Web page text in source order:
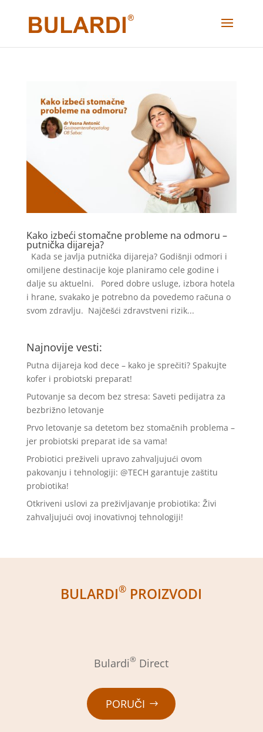
Kako izbeći stomačne probleme na odmoru –
putnička dijareja?
Kada se javlja putnička dijareja? Godišnji odmori i
omiljene destinacije koje planiramo cele godine i
dalje su aktuelni. Pored dobre usluge, izbora hotela
i hrane, svakako je potrebno da povedemo računa o
svom zdravlju. Najčešći zdravstveni rizik...
Najnovije vesti:
Putna dijareja kod dece – kako je sprečiti? Spakujte
kofer i probiotski preparat!
Putovanje sa decom bez stresa: Saveti pedijatra za
bezbrižno letovanje
Prvo letovanje sa detetom bez stomačnih problema –
jer probiotski preparat ide sa vama!
Probiotici preživeli upravo zahvaljujući ovom
pakovanju i tehnologiji: @TECH garantuje zaštitu
probiotika!
Otkriveni uslovi za preživljavanje probiotika: Živi
zahvaljujući ovoj inovativnoj tehnologiji!
BULARDI® PROIZVODI
Bulardi® Direct
PORUČI